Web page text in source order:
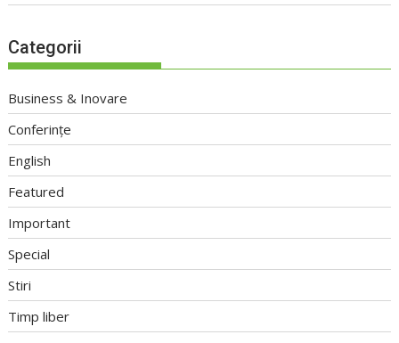
Categorii
Business & Inovare
Conferințe
English
Featured
Important
Special
Stiri
Timp liber